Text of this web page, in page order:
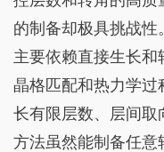
的制备却极具挑战
主要依赖直接生长
晶格匹配和热力学过
长有限层数、层间取
方法虽然能制备任